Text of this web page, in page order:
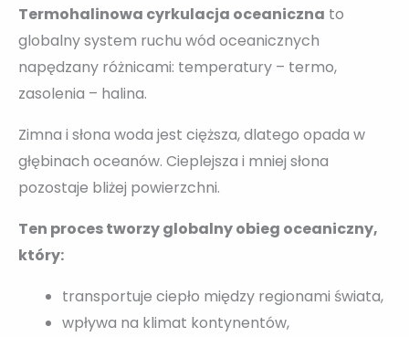
Termohalinowa cyrkulacja oceaniczna to
globalny system ruchu wód oceanicznych
napędzany różnicami: temperatury – termo,
zasolenia – halina.
Zimna i słona woda jest cięższa, dlatego opada w
głębinach oceanów. Cieplejsza i mniej słona
pozostaje bliżej powierzchni.
Ten proces tworzy globalny obieg oceaniczny,
który:
transportuje ciepło między regionami świata,
wpływa na klimat kontynentów,